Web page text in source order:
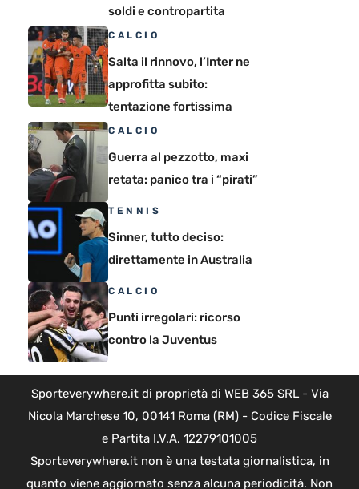
soldi e contropartita
CALCIO
Salta il rinnovo, l’Inter ne
approfitta subito:
tentazione fortissima
CALCIO
Guerra al pezzotto, maxi
retata: panico tra i “pirati”
TENNIS
Sinner, tutto deciso:
direttamente in Australia
CALCIO
Punti irregolari: ricorso
contro la Juventus
Sporteverywhere.it di proprietà di WEB 365 SRL - Via
Nicola Marchese 10, 00141 Roma (RM) - Codice Fiscale
e Partita I.V.A. 12279101005
Sporteverywhere.it non è una testata giornalistica, in
quanto viene aggiornato senza alcuna periodicità. Non